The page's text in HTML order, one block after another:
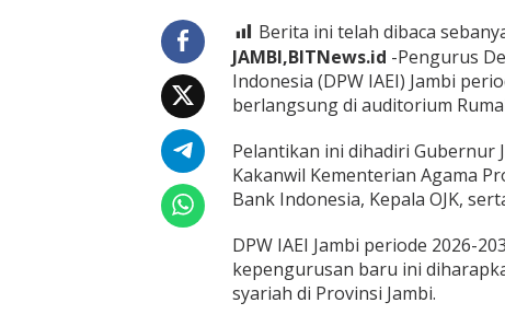
s
D
o
r
o
P
e
n
u
t
a
Berita ini telah dibaca
JAMBI,BITNews.id -Pengurus
Indonesia (DPW IAEI) Jambi
berlangsung di auditorium
Pelantikan ini dihadiri Gubernur
Kakanwil Kementerian Agama
Bank Indonesia, Kepala OJK,
DPW IAEI Jambi periode 2026-
kepengurusan baru ini
syariah di Provinsi Jambi.